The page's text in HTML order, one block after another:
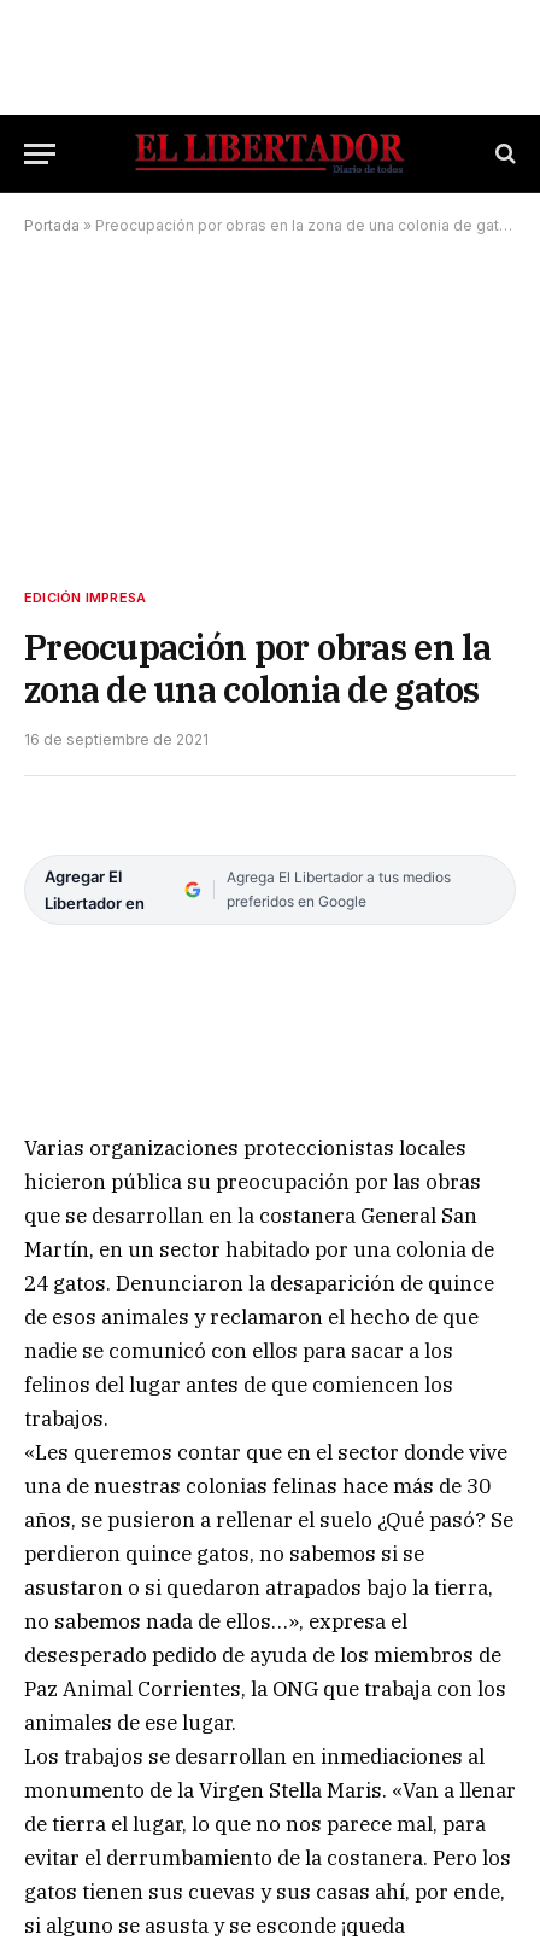
Portada » Preocupación por obras en la zona de una colonia de gatos
EDICIÓN IMPRESA
Preocupación por obras en la
zona de una colonia de gatos
16 de septiembre de 2021
Agregar El
Libertador en
Agrega El Libertador a tus medios
preferidos en Google
Varias organizaciones proteccionistas locales
hicieron pública su preocupación por las obras
que se desarrollan en la costanera General San
Martín, en un sector habitado por una colonia de
24 gatos. Denunciaron la desaparición de quince
de esos animales y reclamaron el hecho de que
nadie se comunicó con ellos para sacar a los
felinos del lugar antes de que comiencen los
trabajos.
«Les queremos contar que en el sector donde vive
una de nuestras colonias felinas hace más de 30
años, se pusieron a rellenar el suelo ¿Qué pasó? Se
perdieron quince gatos, no sabemos si se
asustaron o si quedaron atrapados bajo la tierra,
no sabemos nada de ellos…», expresa el
desesperado pedido de ayuda de los miembros de
Paz Animal Corrientes, la ONG que trabaja con los
animales de ese lugar.
Los trabajos se desarrollan en inmediaciones al
monumento de la Virgen Stella Maris. «Van a llenar
de tierra el lugar, lo que no nos parece mal, para
evitar el derrumbamiento de la costanera. Pero los
gatos tienen sus cuevas y sus casas ahí, por ende,
si alguno se asusta y se esconde ¡queda